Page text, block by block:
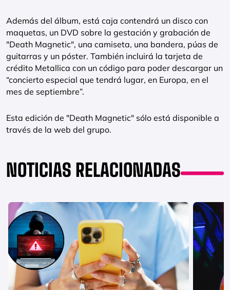
Además del álbum, está caja contendrá un disco con
maquetas, un DVD sobre la gestación y grabación de
"Death Magnetic", una camiseta, una bandera, púas de
guitarras y un póster. También incluirá la tarjeta de
crédito Metallica con un código para poder descargar un
“concierto especial que tendrá lugar, en Europa, en el
mes de septiembre”.
Esta edición de "Death Magnetic" sólo está disponible a
través de la web del grupo.
NOTICIAS RELACIONADAS